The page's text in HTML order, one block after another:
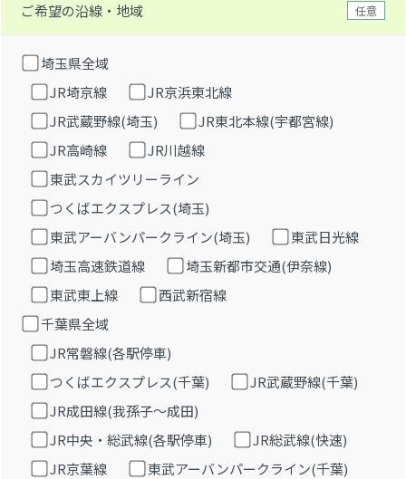
ご希望の沿線・地域 任意
埼玉県全域
JR埼京線
JR京浜東北線
JR武蔵野線(埼玉)
JR東北本線(宇都宮線)
JR高崎線
JR川越線
東武スカイツリーライン
つくばエクスプレス(埼玉)
東武アーバンパークライン(埼玉)
東武日光線
埼玉高速鉄道線
埼玉新都市交通(伊奈線)
東武東上線
西武新宿線
千葉県全域
JR常磐線(各駅停車)
つくばエクスプレス(千葉)
JR武蔵野線(千葉)
JR成田線(我孫子～成田)
JR中央・総武線(各駅停車)
JR総武線(快速)
JR京葉線
東武アーバンパークライン(千葉)